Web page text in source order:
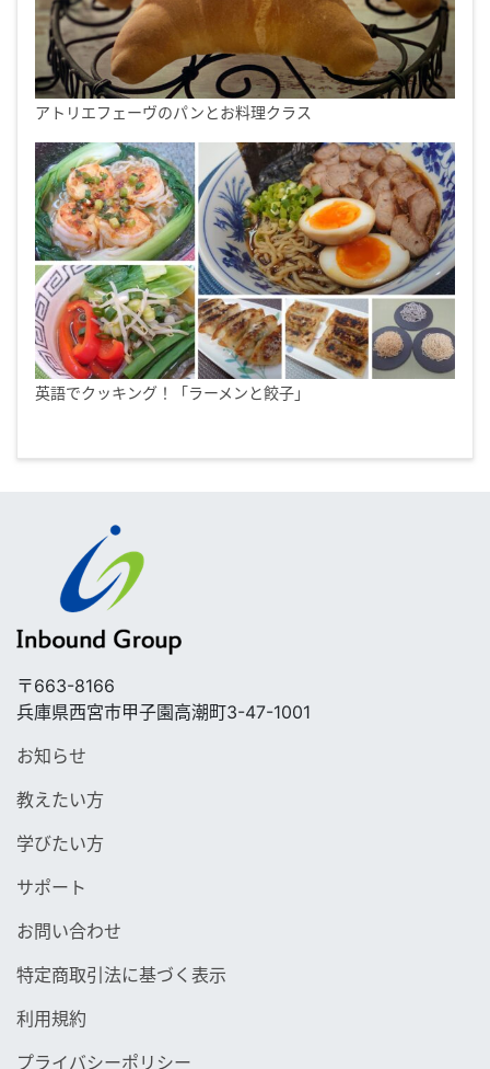
アトリエフェーヴのパンとお料理クラス
英語でクッキング！「ラーメンと餃子」
〒663-8166
兵庫県西宮市甲子園高潮町3-47-1001
お知らせ
教えたい方
学びたい方
サポート
お問い合わせ
特定商取引法に基づく表示
利用規約
プライバシーポリシー